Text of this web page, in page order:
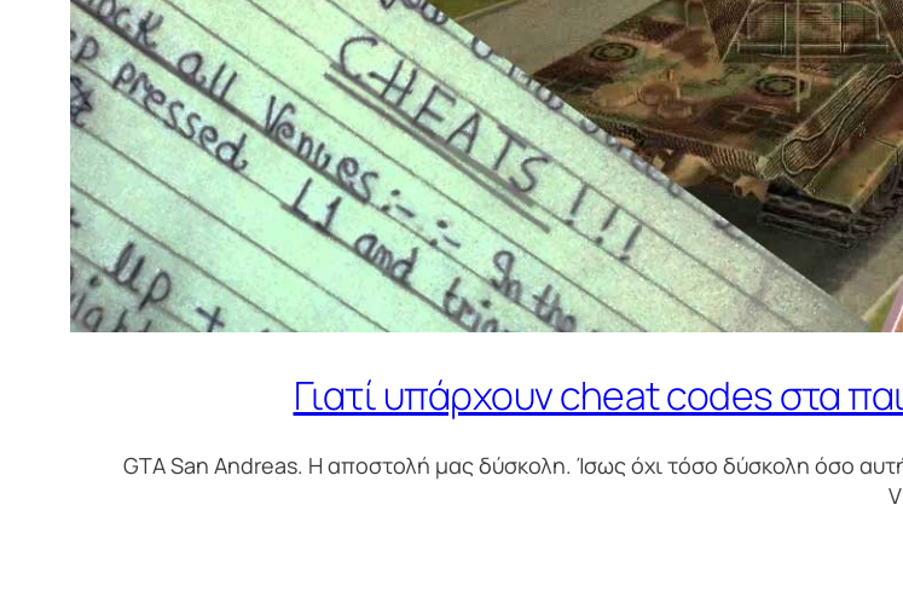
Γιατί υπάρχουν cheat codes στα
GTA San Andreas. Η αποστολή μας δύσκολη. Ίσως όχι τόσο δύσκολη όσο